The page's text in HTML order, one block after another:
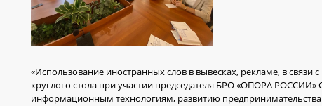
«Использование иностранных слов в вывесках, рекламе, в
круглого стола при участии председателя БРО «ОПОРА РОССИИ»
информационным технологиям, развитию